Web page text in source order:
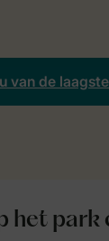
van de